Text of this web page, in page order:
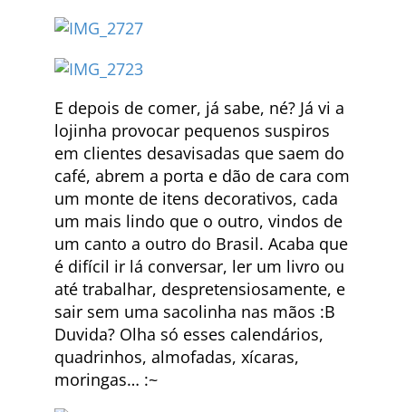
E depois de comer, já sabe, né? Já vi a
lojinha provocar pequenos suspiros
em clientes desavisadas que saem do
café, abrem a porta e dão de cara com
um monte de itens decorativos, cada
um mais lindo que o outro, vindos de
um canto a outro do Brasil. Acaba que
é difícil ir lá conversar, ler um livro ou
até trabalhar, despretensiosamente, e
sair sem uma sacolinha nas mãos :B
Duvida? Olha só esses calendários,
quadrinhos, almofadas, xícaras,
moringas… :~